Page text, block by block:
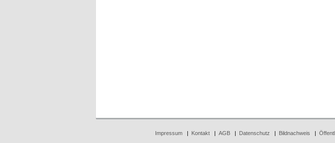
Impressum| Kontakt| AGB| Datenschutz | Bildnachweis |